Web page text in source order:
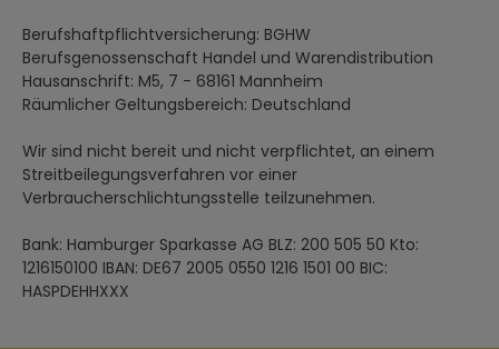
Berufshaftpflichtversicherung: BGHW
Berufsgenossenschaft Handel und Warendistribution
Hausanschrift: M5, 7 - 68161 Mannheim
Räumlicher Geltungsbereich: Deutschland
Wir sind nicht bereit und nicht verpflichtet, an einem
Streitbeilegungsverfahren vor einer
Verbraucherschlichtungsstelle teilzunehmen.
Bank: Hamburger Sparkasse AG BLZ: 200 505 50 Kto:
1216150100 IBAN: DE67 2005 0550 1216 1501 00 BIC:
HASPDEHHXXX